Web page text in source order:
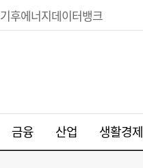
기후에너지데이터뱅크
금융 산업 생활경제